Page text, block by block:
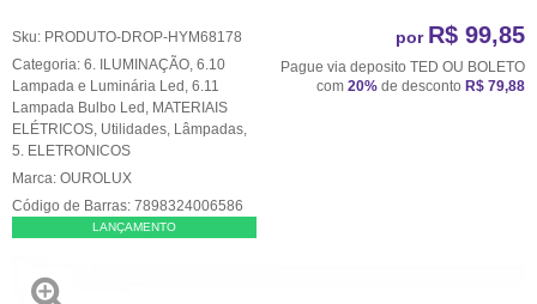
Sku: PRODUTO-DROP-HYM68178
Categoria: 6. ILUMINAÇÃO 6.10
Lampada e Luminária Led 6.11
Lampada Bulbo Led MATERIAIS
ELÉTRICOS Utilidades Lâmpadas
5. ELETRONICOS
Marca: OUROLUX
Código de Barras: 7898324006586
LANÇAMENTO
por R$ 99,85
Pague via deposito TED OU BOLETO
com 20% de desconto R$ 79,88